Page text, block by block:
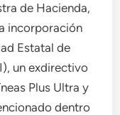
de Hacienda,
incorporación
Estatal de
un exdirectivo
Plus Ultra y
dentro